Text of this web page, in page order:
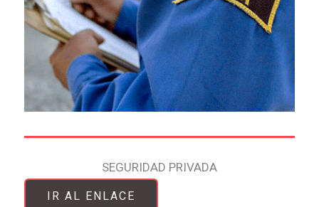
SEGURIDAD PRIVADA
IR AL ENLACE